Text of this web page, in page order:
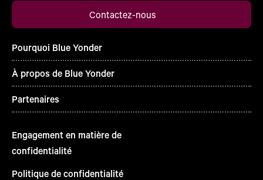
Contactez-nous
Pourquoi Blue Yonder
À propos de Blue Yonder
Partenaires
Engagement en matière de
confidentialité
Politique de confidentialité